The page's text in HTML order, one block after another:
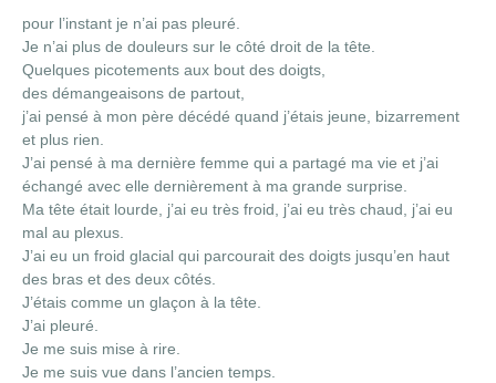
pour l’instant je n’ai pas pleuré.
Je n’ai plus de douleurs sur le côté droit de la tête.
Quelques picotements aux bout des doigts,
des démangeaisons de partout,
j’ai pensé à mon père décédé quand j’étais jeune, bizarrement
et plus rien.
J’ai pensé à ma dernière femme qui a partagé ma vie et j’ai
échangé avec elle dernièrement à ma grande surprise.
Ma tête était lourde, j’ai eu très froid, j’ai eu très chaud, j’ai eu
mal au plexus.
J’ai eu un froid glacial qui parcourait des doigts jusqu’en haut
des bras et des deux côtés.
J’étais comme un glaçon à la tête.
J’ai pleuré.
Je me suis mise à rire.
Je me suis vue dans l’ancien temps.